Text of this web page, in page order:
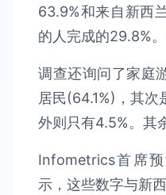
63.9%和来自新西
的人完成的29.8%。
调查还询问了家庭
居民(64.1%)，其
外则只有4.5%。其
Infometrics首席
示，这些数字与新